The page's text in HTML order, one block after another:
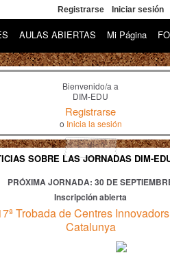
Registrarse Iniciar sesión
AULAS ABIERTAS Mi Página
Bienvenido/a a
DIM-EDU
Registrarse
o Inicia la sesión
SOBRE LAS JORNADAS DIM-
PRÓXIMA JORNADA: 30 DE
Inscripción abierta
Trobada de Centres
Catalunya